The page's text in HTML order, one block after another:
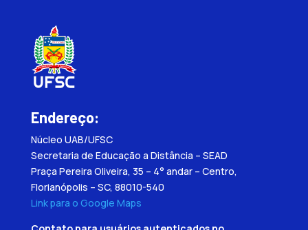
Endereço:
Núcleo UAB/UFSC
Secretaria de Educação a Distância – SEAD
Praça Pereira Oliveira, 35 – 4° andar – Centro,
Florianópolis – SC, 88010-540
Link para o Google Maps